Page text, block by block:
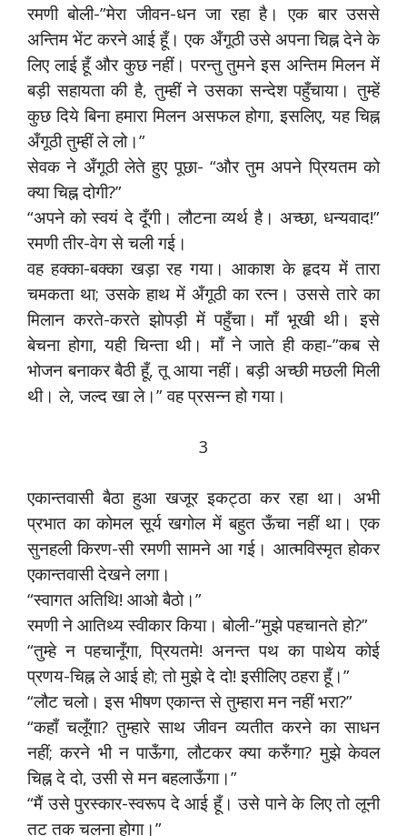
रमणी बोली-”मेरा जीवन-धन जा रहा है। एक बार उससे
अन्तिम भेंट करने आई हूँ। एक अँगूठी उसे अपना चिह्न देने के
लिए लाई हूँ और कुछ नहीं। परन्तु तुमने इस अन्तिम मिलन में
बड़ी सहायता की है, तुम्हीं ने उसका सन्देश पहुँचाया। तुम्हें
कुछ दिये बिना हमारा मिलन असफल होगा, इसलिए, यह चिह्न
अँगूठी तुम्हीं ले लो।”
सेवक ने अँगूठी लेते हुए पूछा- “और तुम अपने प्रियतम को
क्या चिह्न दोगी?”
“अपने को स्वयं दे दूँगी। लौटना व्यर्थ है। अच्छा, धन्यवाद!”
रमणी तीर-वेग से चली गई।
वह हक्का-बक्का खड़ा रह गया। आकाश के हृदय में तारा
चमकता था; उसके हाथ में अँगूठी का रत्न। उससे तारे का
मिलान करते-करते झोपड़ी में पहुँचा। माँ भूखी थी। इसे
बेचना होगा, यही चिन्ता थी। माँ ने जाते ही कहा-”कब से
भोजन बनाकर बैठी हूँ, तू आया नहीं। बड़ी अच्छी मछली मिली
थी। ले, जल्द खा ले।” वह प्रसन्न हो गया।
3
एकान्तवासी बैठा हुआ खजूर इकट्ठा कर रहा था। अभी
प्रभात का कोमल सूर्य खगोल में बहुत ऊँचा नहीं था। एक
सुनहली किरण-सी रमणी सामने आ गई। आत्मविस्मृत होकर
एकान्तवासी देखने लगा।
“स्वागत अतिथि! आओ बैठो।”
रमणी ने आतिथ्य स्वीकार किया। बोली-”मुझे पहचानते हो?”
“तुम्हे न पहचानूँगा, प्रियतमे! अनन्त पथ का पाथेय कोई
प्रणय-चिह्न ले आई हो; तो मुझे दे दो! इसीलिए ठहरा हूँ।”
“लौट चलो। इस भीषण एकान्त से तुम्हारा मन नहीं भरा?”
“कहाँ चलूँगा? तुम्हारे साथ जीवन व्यतीत करने का साधन
नहीं; करने भी न पाऊँगा, लौटकर क्या करुँगा? मुझे केवल
चिह्न दे दो, उसी से मन बहलाऊँगा।”
“मैं उसे पुरस्कार-स्वरूप दे आई हूँ। उसे पाने के लिए तो लूनी
तट तक चलना होगा।”